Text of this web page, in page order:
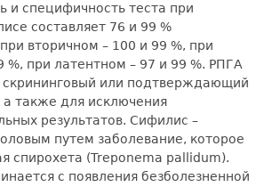
и специфичность теста при
составляет 76 и 99 %
вторичном – 100 и 99 %, при
%, при латентном – 97 и 99 %. РПГА
скрининговый или подтверждающий
а также для исключения
результатов. Сифилис –
путем заболевание, которое
спирохета (Treponema pallidum).
с появления безболезненной